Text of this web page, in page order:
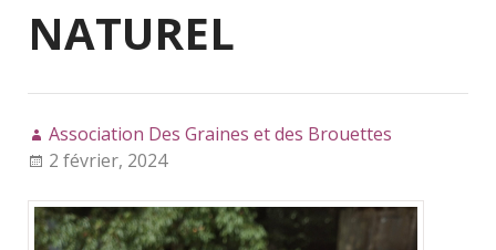
NATUREL
Association Des Graines et des Brouettes
2 février, 2024